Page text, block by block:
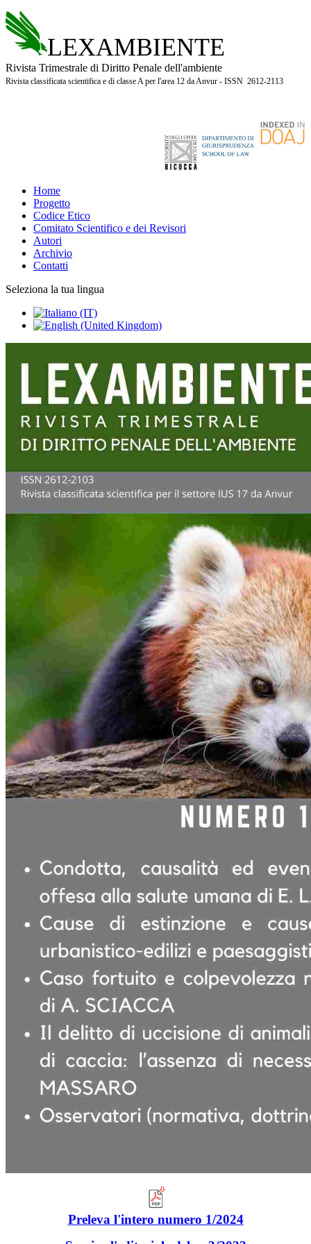
LEXAMBIENTE
Rivista Trimestrale di Diritto Penale dell'ambiente
Rivista classificata scientifica e di classe A per l'area 12 da Anvur - ISSN 2612-2113
Home
Progetto
Codice Etico
Comitato Scientifico e dei Revisori
Autori
Archivio
Contatti
Seleziona la tua lingua
Preleva l'intero numero 1/2024